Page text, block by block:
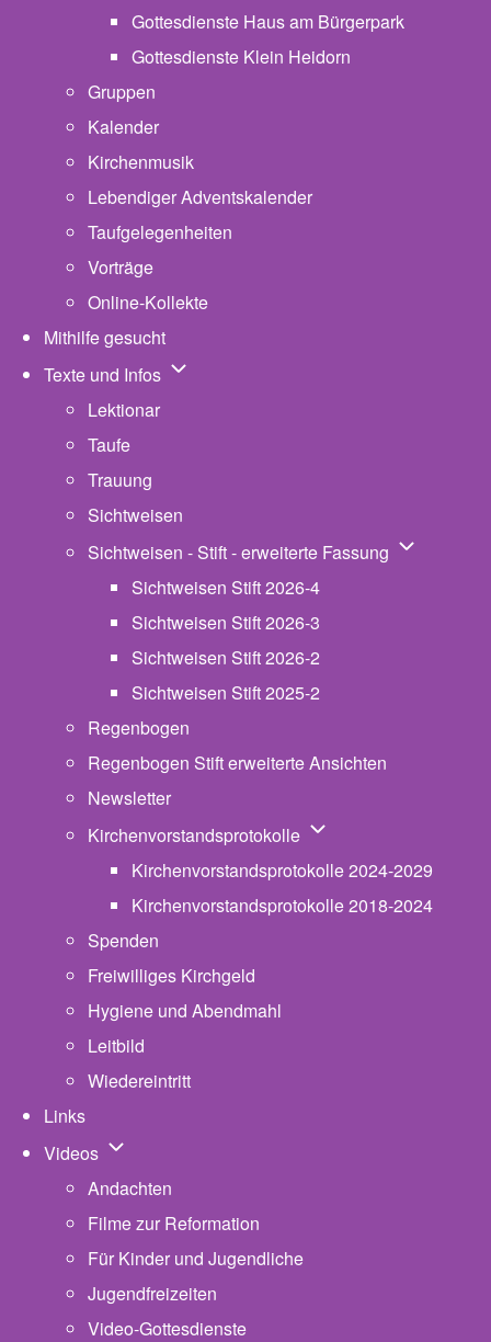
Gottesdienste Haus am Bürgerpark
Gottesdienste Klein Heidorn
Gruppen
Kalender
Kirchenmusik
Lebendiger Adventskalender
Taufgelegenheiten
Vorträge
Online-Kollekte
Mithilfe gesucht
Texte und Infos Unternavigation von Texte und Infos
Lektionar
Taufe
Trauung
Sichtweisen
Sichtweisen - Stift - erweiterte Fassung
Sichtweisen Stift 2026-4
Sichtweisen Stift 2026-3
Sichtweisen Stift 2026-2
Sichtweisen Stift 2025-2
Regenbogen
Regenbogen Stift erweiterte Ansichten
Newsletter
Kirchenvorstandsprotokolle Unternavigation von
Kirchenvorstandsprotokolle 2024-2029
Kirchenvorstandsprotokolle 2018-2024
Spenden
Freiwilliges Kirchgeld
Hygiene und Abendmahl
Leitbild
Wiedereintritt
Links
Videos Unternavigation von Videos
Andachten
Filme zur Reformation
Für Kinder und Jugendliche
Jugendfreizeiten
Video-Gottesdienste